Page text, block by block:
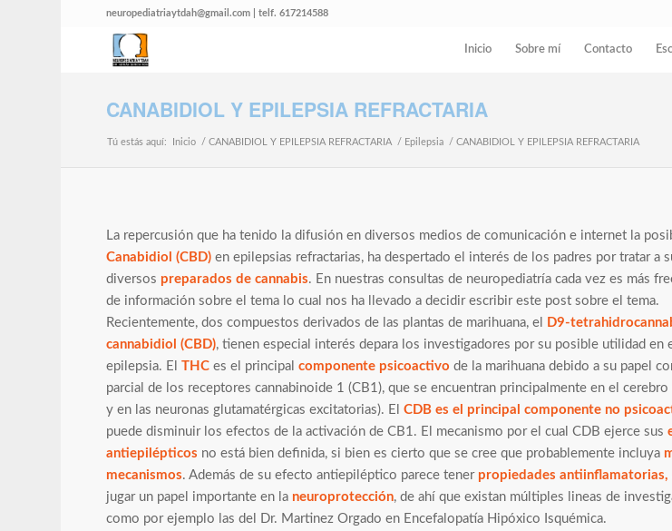
neuropediatriaytdah@gmail.com | telf. 617214588
Inicio Sobre mí Contacto
CANABIDIOL Y EPILEPSIA REFRACTARIA
Tú estás aquí: Inicio / CANABIDIOL Y EPILEPSIA REFRACTARIA / Epilepsia / CANABIDIOL Y EPILEPSIA REFRACTARIA
La repercusión que ha tenido la difusión en diversos medios de comunicación e internet la
Canabidiol (CBD) en epilepsias refractarias, ha despertado el interés de los padres por tratar a
diversos preparados de cannabis. En nuestras consultas de neuropediatría cada vez es más
de información sobre el tema lo cual nos ha llevado a decidir escribir este post sobre el tema.
Recientemente, dos compuestos derivados de las plantas de marihuana, el
D9-
cannabidiol (CBD), tienen especial interés depara los investigadores por su posible utilidad en
epilepsia. ElTHC es el principalcomponente psicoactivo de la marihuana debido a su papel
parcial de los receptores cannabinoide 1 (CB1), que se encuentran principalmente en el
y en las neuronas glutamatérgicas excitatorias). ElCDB es el principal componente no
puede disminuir los efectos de la activación de CB1. El mecanismo por el cual CDB ejerce sus
antiepilépticos no está bien definida, si bien es cierto que se cree que probablemente incluya
mecanismos. Además de su efecto antiepiléptico parece tenerpropiedades antiinflamatorias,
jugar un papel importante en la neuroprotección, de ahí que existan múltiples lineas de
como por ejemplo las del Dr. Martinez Orgado en Encefalopatía Hipóxico Isquémica.